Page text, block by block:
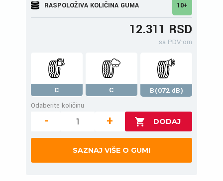
RASPOLOŽIVA KOLIČINA GUMA 10+
12.311 RSD
sa PDV-om
C C
B(072 dB)
Odaberite količinu
- +
SAZNAJ VIŠE O GUMI